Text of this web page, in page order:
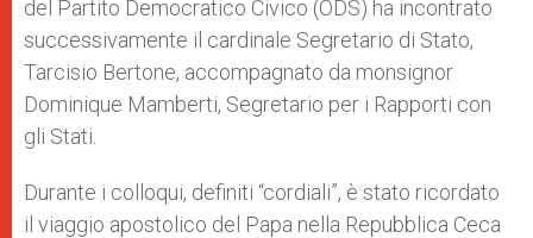
del Partito Democratico Civico (ODS) ha incontrato
successivamente il cardinale Segretario di Stato,
Tarcisio Bertone, accompagnato da monsignor
Dominique Mamberti, Segretario per i Rapporti con
gli Stati.
Durante i colloqui, definiti “cordiali”, è stato ricordato
il viaggio apostolico del Papa nella Repubblica Ceca